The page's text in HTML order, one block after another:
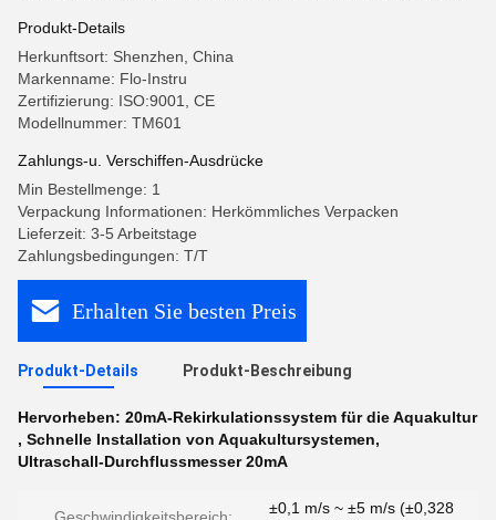
Produkt-Details
Herkunftsort: Shenzhen, China
Markenname: Flo-Instru
Zertifizierung: ISO:9001, CE
Modellnummer: TM601
Zahlungs-u. Verschiffen-Ausdrücke
Min Bestellmenge: 1
Verpackung Informationen: Herkömmliches Verpacken
Lieferzeit: 3-5 Arbeitstage
Zahlungsbedingungen: T/T
Erhalten Sie besten Preis
Produkt-Details Produkt-Beschreibung
Hervorheben: 20mA-Rekirkulationssystem für die Aquakultur
, Schnelle Installation von Aquakultursystemen,
Ultraschall-Durchflussmesser 20mA
±0,1 m/s ~ ±5 m/s (±0,328